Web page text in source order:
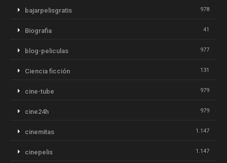
bajarpelisgratis 978
Biografia 41
blog-peliculas 977
Ciencia ficción 131
cine-tube 979
cine24h 979
cinemitas 1.147
cinepelis 1.147